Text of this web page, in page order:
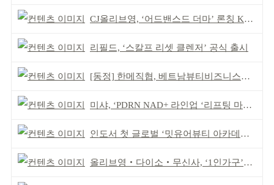
CJ올리브영, ‘어드밴스드 더마’ 론칭 K더마 육성 박차
리필드, ‘스칼프 리셋 클렌저’ 공식 출시
[동정] 한메직협, 베트남뷰티비즈니스협회와 MOU
미샤, ‘PDRN NAD+ 라인업 ‘리프팅 마스크’ 출시
인도서 첫 글로벌 ‘밋유어뷰티 아카데미’ 출범
올리브영‧다이소‧무신사, ‘1인가구’가 이끈다